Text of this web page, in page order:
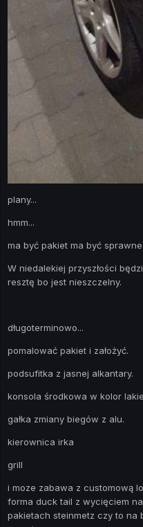
plany...
hmm...
ma być pakiet ma być sprawne.
W niedalekiej przyszłości
resztę bo jest nieszczelny.
długoterminowo...
pomalować pakiet i założyć.
podsufitka z jasnej alkantary.
konsola środkowa w kolor
gałka zmiany biegów z alu.
kierownica irka
grill
i moze zabawa z customową
forma duck tail z wycięciem
pakietach steinmetz czy to na